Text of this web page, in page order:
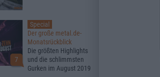
7
Special
Der große metal.de-
Monatsrückblick
Die größten Highlights
und die schlimmsten
Gurken im August 2019